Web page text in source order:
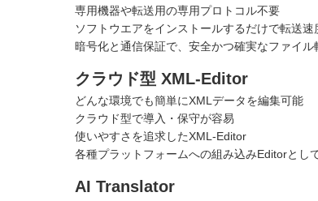
専用機器や転送用の専用プロトコル不要
ソフトウエアをインストールするだけで転送速
暗号化と通信保証で、安全かつ確実なファイル
クラウド型 XML-Editor
どんな環境でも簡単にXMLデータを編集可能
クラウド型で導入・保守が容易
使いやすさを追求したXML-Editor
各種プラットフォームへの組み込みEditorとし
AI Translator